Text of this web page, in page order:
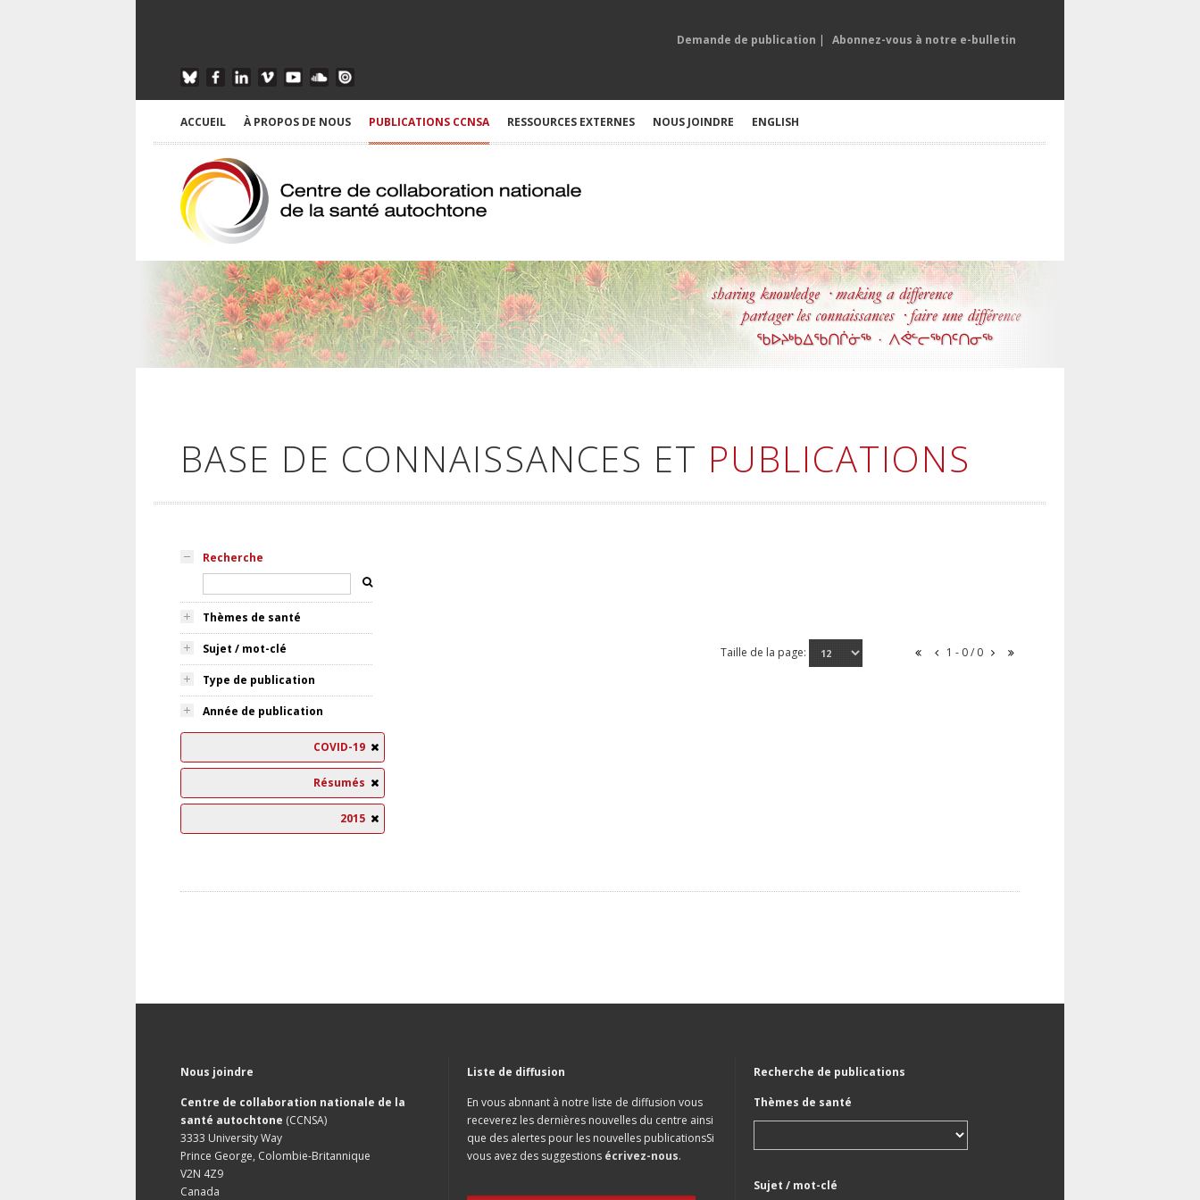
Demande de publication | Abonnez-vous à notre e-bulletin
ACCUEIL À PROPOS DE NOUS PUBLICATIONS CCNSA RESSOURCES EXTERNES NOUS JOINDRE ENGLISH
BASE DE CONNAISSANCES ET PUBLICATIONS
Recherche
Thèmes de santé
Sujet / mot-clé
Type de publication
Année de publication
COVID-19
Résumés
2015
Taille de la page: 1 - 0 / 0
Nous joindre
Centre de collaboration nationale de la
santé autochtone (CCNSA)
3333 University Way
Prince George, Colombie-Britannique
V2N 4Z9
Canada
Liste de diffusion
En vous abnnant à notre liste de diffusion vous
receverez les dernières nouvelles du centre ainsi
que des alertes pour les nouvelles publicationsSi
vous avez des suggestions écrivez-nous.
Recherche de publications
Thèmes de santé
Sujet / mot-clé